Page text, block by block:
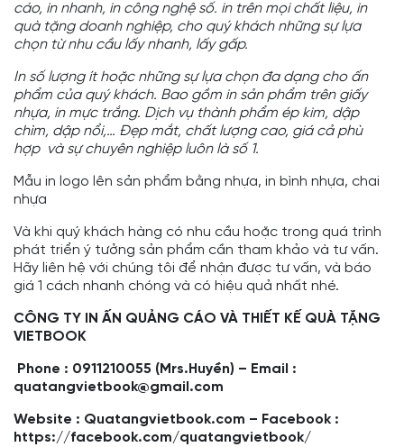
cáo, in nhanh, in công nghệ số. in trên mọi chất liệu, in
quà tặng doanh nghiệp, cho quý khách những sự lựa
chọn từ nhu cầu lấy nhanh, lấy gấp.
In số lượng ít hoặc những sự lựa chọn đa dạng cho ấn
phẩm của quý khách. Bao gồm in sản phẩm trên giấy
nhựa, in mực trắng. Dịch vụ thành phẩm ép kim, dập
chìm, dập nổi,… Đẹp mắt, chất lượng cao, giá cả phù
hợp và sự chuyên nghiệp luôn là số 1.
Mẫu in logo lên sản phẩm bằng nhựa, in bình nhựa, chai
nhựa
Và khi quý khách hàng có nhu cầu hoặc trong quá trình
phát triển ý tưởng sản phẩm cần tham khảo và tư vấn.
Hãy liên hệ với chúng tôi để nhận được tư vấn, và báo
giá 1 cách nhanh chóng và có hiệu quả nhất nhé.
CÔNG TY IN ẤN QUẢNG CÁO VÀ THIẾT KẾ QUÀ TẶNG
VIETBOOK
Phone : 0911210055 (Mrs.Huyền) – Email :
quatangvietbook@gmail.com
Website : Quatangvietbook.com – Facebook :
https://facebook.com/quatangvietbook/